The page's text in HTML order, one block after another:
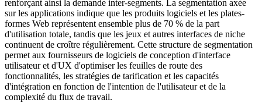
renforçant ainsi la demande inter-segments. La segmentation axée
sur les applications indique que les produits logiciels et les plates-
formes Web représentent ensemble plus de 70 % de la part
d'utilisation totale, tandis que les jeux et autres interfaces de niche
continuent de croître régulièrement. Cette structure de segmentation
permet aux fournisseurs de logiciels de conception d'interface
utilisateur et d'UX d'optimiser les feuilles de route des
fonctionnalités, les stratégies de tarification et les capacités
d'intégration en fonction de l'intention de l'utilisateur et de la
complexité du flux de travail.